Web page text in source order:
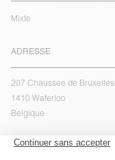
Mixte
ADRESSE
207 Chaussée de Bruxelles
1410 Waterloo
Belgique